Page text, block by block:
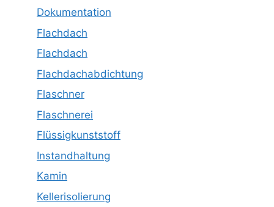
Dokumentation
Flachdach
Flachdach
Flachdachabdichtung
Flaschner
Flaschnerei
Flüssigkunststoff
Instandhaltung
Kamin
Kellerisolierung